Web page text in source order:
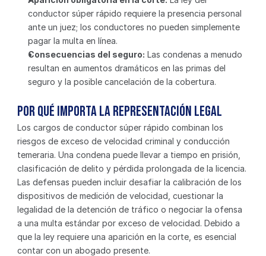
conductor súper rápido requiere la presencia personal
ante un juez; los conductores no pueden simplemente
pagar la multa en línea.
Consecuencias del seguro: Las condenas a menudo
resultan en aumentos dramáticos en las primas del
seguro y la posible cancelación de la cobertura.
Por qué importa la representación legal
Los cargos de conductor súper rápido combinan los
riesgos de exceso de velocidad criminal y conducción
temeraria. Una condena puede llevar a tiempo en prisión,
clasificación de delito y pérdida prolongada de la licencia.
Las defensas pueden incluir desafiar la calibración de los
dispositivos de medición de velocidad, cuestionar la
legalidad de la detención de tráfico o negociar la ofensa
a una multa estándar por exceso de velocidad. Debido a
que la ley requiere una aparición en la corte, es esencial
contar con un abogado presente.